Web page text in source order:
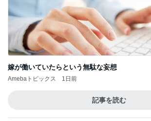
嫁が働いていたらという無駄な妄想
Amebaトピックス 1日前
記事を読む